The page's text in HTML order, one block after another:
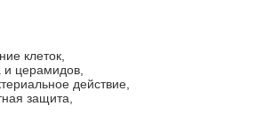
клеток,
и церамидов,
действие,
защита,